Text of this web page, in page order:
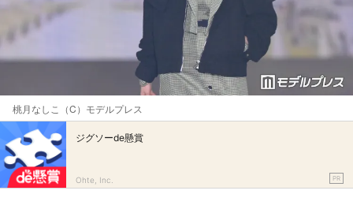
桃月なしこ（C）モデルプレス
ジグソーde懸賞
Ohte, Inc. PR